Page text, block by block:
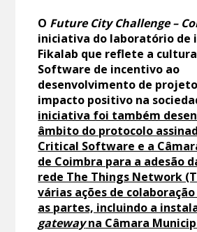
O Future City Challenge –
iniciativa do laboratório de
Fikalab que reflete a
Software de incentivo ao
desenvolvimento de
impacto positivo na
iniciativa foi também
âmbito do protocolo
Critical Software e a
de Coimbra para a adesão
rede The Things Network
várias ações de
as partes, incluindo a
gatewayna Câmara